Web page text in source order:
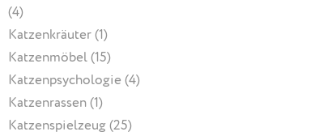
(4)
Katzenkräuter(1)
Katzenmöbel(15)
Katzenpsychologie (4)
Katzenrassen(1)
Katzenspielzeug(25)